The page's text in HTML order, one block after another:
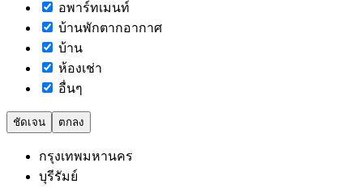
อพาร์ทเมนท์
บ้านพักตากอากาศ
บ้าน
ห้องเช่า
อื่นๆ
ชัดเจน ตกลง
กรุงเทพมหานคร
บุรีรัมย์